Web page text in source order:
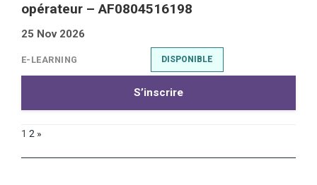
opérateur – AF0804516198
25 Nov 2026
E-LEARNING DISPONIBLE
S’inscrire
1 2 »